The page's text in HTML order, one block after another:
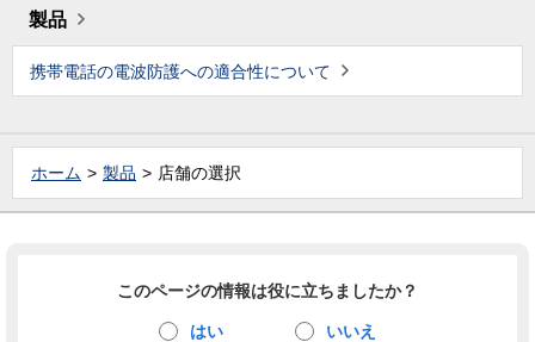
製品
携帯電話の電波防護への適合性について
ホーム 製品 店舗の選択
このページの情報は役に立ちましたか？
はい いいえ